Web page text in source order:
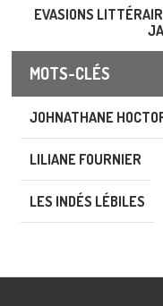
EVASIONS
MOTS-CLÉS
JOHNATHANE
LILIANE FOURNIER
LES INDÉS LÉBILES